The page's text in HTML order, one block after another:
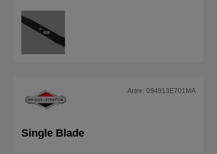
Artnr: 094913E701MA
Single Blade